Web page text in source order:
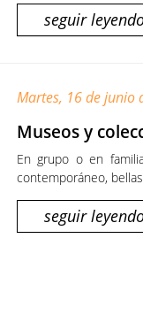
seguir
Martes, 16 de junio
Museos y
En grupo o en
contemporáneo, bellas
seguir